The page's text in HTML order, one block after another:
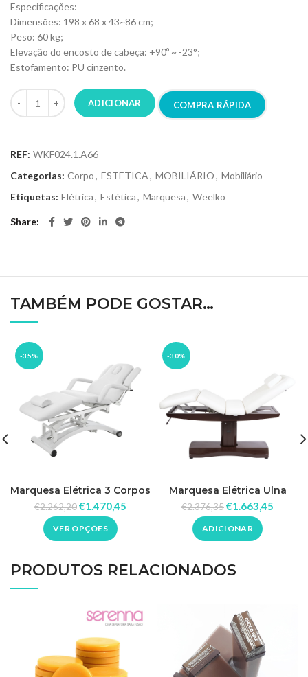
Especificações:
Dimensões: 198 x 68 x 43~86 cm;
Peso: 60 kg;
Elevação do encosto de cabeça: +90º ~ -23°;
Estofamento: PU cinzento.
ADICIONAR COMPRA RÁPIDA
REF: WKF024.1.A66
Categorias: Corpo, ESTETICA, MOBILIÁRIO, Mobiliário
Etiquetas: Elétrica, Estética, Marquesa, Weelko
Share
TAMBÉM PODE GOSTAR…
-35%
Marquesa Elétrica 3 Corpos
Sphen
€2.262,20€1.470,45
VER OPÇÕES
-30%
Marquesa Elétrica Ulna
€2.376,35€1.663,45
ADICIONAR
PRODUTOS RELACIONADOS